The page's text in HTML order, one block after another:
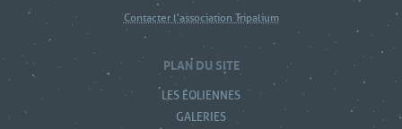
Contacter l'association Tripalium
PLAN DU SITE
LES ÉOLIENNES
GALERIES